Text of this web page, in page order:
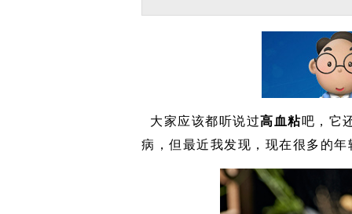
大家应该都听说过高血粘吧，它
病，但最近我发现，现在很多的